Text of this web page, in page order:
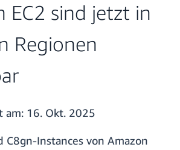
EC2 sind jetzt in
Regionen
am: 16. Okt. 2025
C8gn-Instances von Amazon